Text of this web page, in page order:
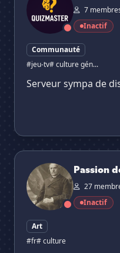
7
Inactif
Communauté
#jeu-tv# culture gén...
Serveur sympa de
Passion de la France
Passion
27
Inactif
Art
#fr# culture